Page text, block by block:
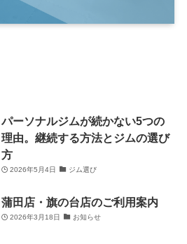
パーソナルジムが続かない5つの
理由。継続する方法とジムの選び
方
2026年5月4日 ジム選び
蒲田店・旗の台店のご利用案内
2026年3月18日 お知らせ